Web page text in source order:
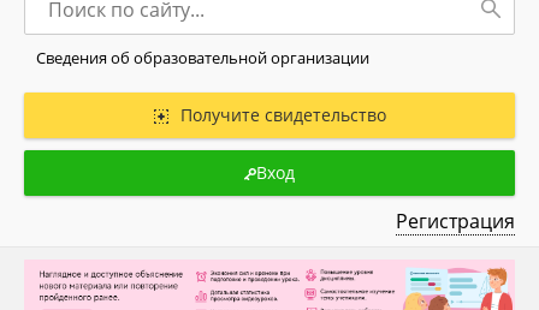
Сведения об образовательной организации
Получите свидетельство
Вход
Регистрация